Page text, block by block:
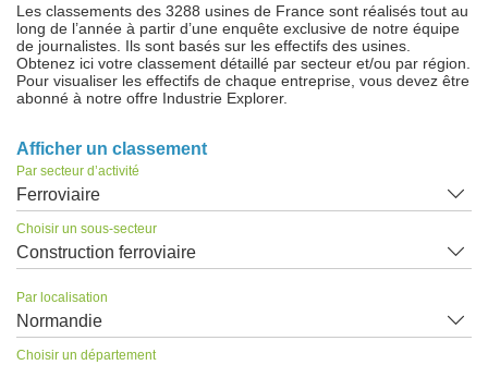
Les classements des 3288 usines de France sont réalisés tout au
long de l’année à partir d’une enquête exclusive de notre équipe
de journalistes. Ils sont basés sur les effectifs des usines.
Obtenez ici votre classement détaillé par secteur et/ou par région.
Pour visualiser les effectifs de chaque entreprise, vous devez être
abonné à notre offre Industrie Explorer.
Afficher un classement
Par secteur d’activité
Ferroviaire
Choisir un sous-secteur
Construction ferroviaire
Par localisation
Normandie
Choisir un département